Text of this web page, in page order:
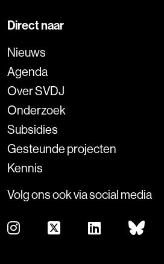
Direct naar
Nieuws
Agenda
Over SVDJ
Onderzoek
Subsidies
Gesteunde projecten
Kennis
Volg ons ook via social media